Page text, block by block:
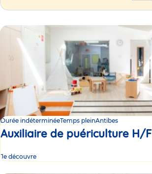
Durée indéterminéeTemps pleinAntibes
Auxiliaire de puériculture H/F
Je découvre